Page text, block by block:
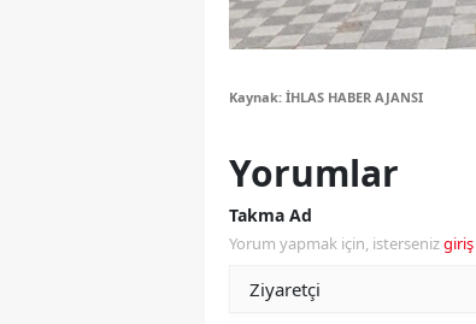
Kaynak: İHLAS HABER AJANSI
Yorumlar
Takma Ad
Yorum yapmak için, istersenizgiriş